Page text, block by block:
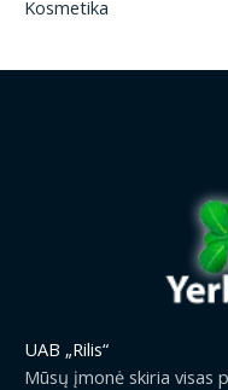
Kosmetika
UAB „Rilis“
Mūsų įmonė skiria visas